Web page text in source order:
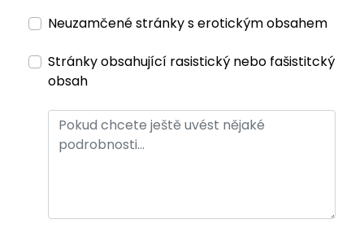
Neuzamčené stránky s erotickým obsahem
Stránky obsahující rasistický nebo fašistitcký
obsah